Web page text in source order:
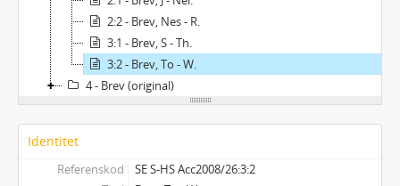
2:2 - Brev, Nes - R.
3:1 - Brev, S - Th.
3:2 - Brev, To - W.
4 - Brev (original)
Identitet
Referenskod
SE S-HS Acc2008/26:3:2